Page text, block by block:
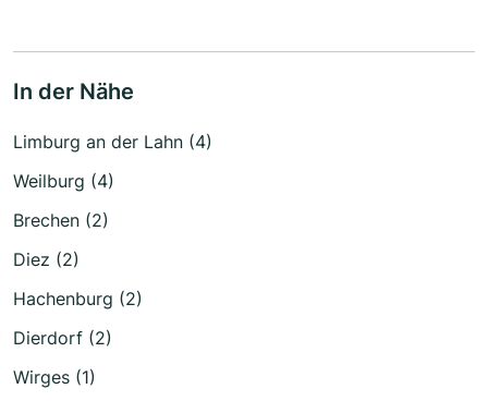
In der Nähe
Limburg an der Lahn (4)
Weilburg (4)
Brechen (2)
Diez (2)
Hachenburg (2)
Dierdorf (2)
Wirges (1)